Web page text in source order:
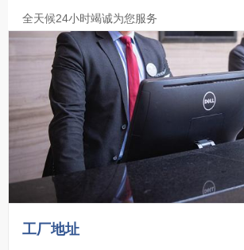
全天候24小时竭诚为您服务
工厂地址